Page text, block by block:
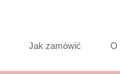
Jak zamówić O